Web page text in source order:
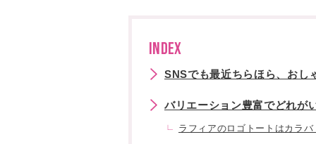
INDEX
SNSでも最近ちらほら、おし
バリエーション豊富でどれ
ラフィアのロゴトートはカラ